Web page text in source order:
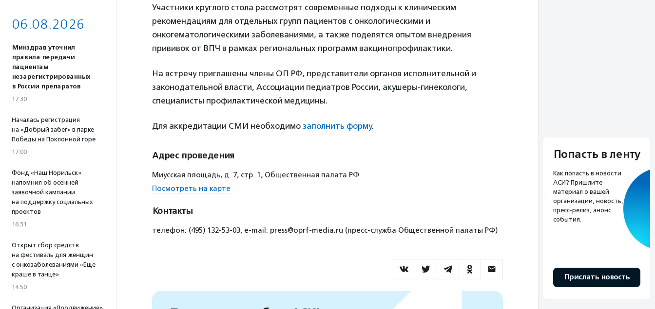
06.08.2026
Минздрав уточнил
правила передачи
пациентам
незарегистрированных
в России препаратов
17:30
Началась регистрация
на «Добрый забег» в парке
Победы на Поклонной горе
17:00
Фонд «Наш Норильск»
напомнил об осенней
заявочной кампании
на поддержку социальных
проектов
16:31
Открыт сбор средств
на фестиваль для женщин
с онкозаболеваниями «Еще
краше в танце»
14:50
Участники круглого стола рассмотрят современные подходы к клиническим
рекомендациям для отдельных групп пациентов с онкологическими и
онкогематологическими заболеваниями, а также поделятся опытом внедрения
прививок от ВПЧ в рамках региональных программ вакцинопрофилактики.
На встречу приглашены члены ОП РФ, представители органов исполнительной и
законодательной власти, Ассоциации педиатров России, акушеры-гинекологи,
специалисты профилактической медицины.
Для аккредитации СМИ необходимо заполнить форму.
Адрес проведения
Миусская площадь, д. 7, стр. 1, Общественная палата РФ
Посмотреть на карте
Контакты
телефон: (495) 132-53-03, e-mail: press@oprf-media.ru (пресс-служба Общественной палаты РФ)
Попасть в ленту
Как попасть в новости
АСИ? Пришлите
материал о вашей
организации, новость,
пресс-релиз, анонс
события.
Прислать новость